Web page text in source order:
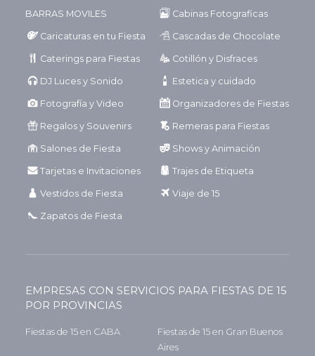
BARRAS MOVILES Cabinas Fotograficas
Caricaturas en tu Fiesta Cascadas de Chocolate
Caterings para Fiestas Cotillón y Disfraces
DJ Luces y Sonido Estetica y cuidado
Fotografía y Video Organizadores de Fiestas
Regalos y Souvenirs Remeras para Fiestas
Salones de Fiesta Shows y Animación
Tarjetas e Invitaciones Trajes de Etiqueta
Vestidos de Fiesta Viaje de 15
Zapatos de Fiesta
EMPRESAS CON SERVICIOS PARA FIESTAS DE 15
POR PROVINCIAS
Fiestas de 15 en CABA
Fiestas de 15 en Gran Buenos
Aires